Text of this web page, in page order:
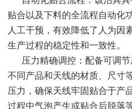
贴合以及下料的全流程自动化
人工干预，有效降低了人为因
生产过程的稳定性和一致性。
压力精确调控：配备可调
不同产品和天线的材质、尺寸
压力，确保天线牢固贴合于产
过程中气泡产生或贴合后脱落